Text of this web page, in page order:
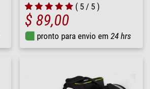
( 5 / 5 )
$ 89,00
pronto para envio em 24 hrs